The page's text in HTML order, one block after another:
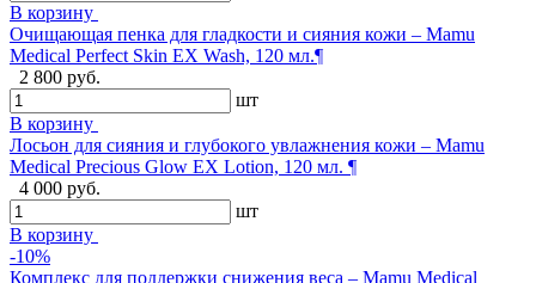
В корзину
Очищающая пенка для гладкости и сияния кожи – Mamu
Medical Perfect Skin EX Wash, 120 мл.¶
2 800 руб.
шт
В корзину
Лосьон для сияния и глубокого увлажнения кожи – Mamu
Medical Precious Glow EX Lotion, 120 мл. ¶
4 000 руб.
шт
В корзину
-10%
Комплекс для поддержки снижения веса – Mamu Medical